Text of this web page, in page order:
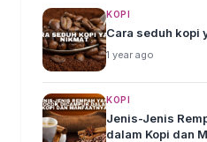
KOPI
Cara seduh kopi
1 year ago
KOPI
Jenis-Jenis
dalam Kopi dan